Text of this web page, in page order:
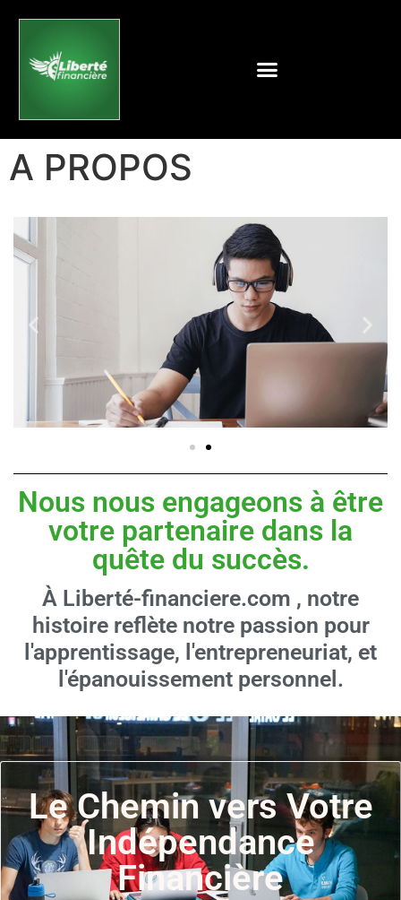
A PROPOS
Nous nous engageons à être
votre partenaire dans la
quête du succès.
À Li berté-fnanciere.com , notre
histoire reflète notre passion pour
l'apprentissage, l'entrepreneuriat, et
l'épanouissement personnel.
Le Chemin vers Votre
Indépendance
Financière